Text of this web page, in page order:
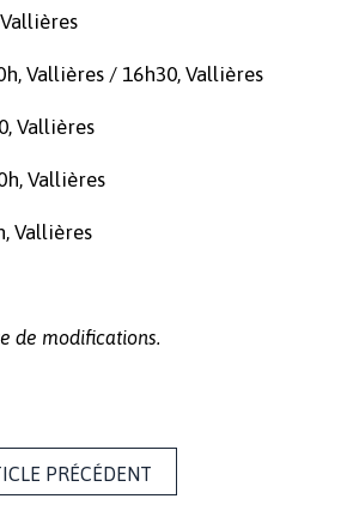
Vallières / 16h30, Vallières
Vallières
Vallières
Vallières
de modifications.
PRÉCÉDENT